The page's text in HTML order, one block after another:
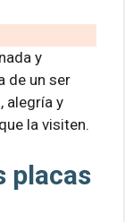
y
de un ser
alegría y
la visiten.
placas